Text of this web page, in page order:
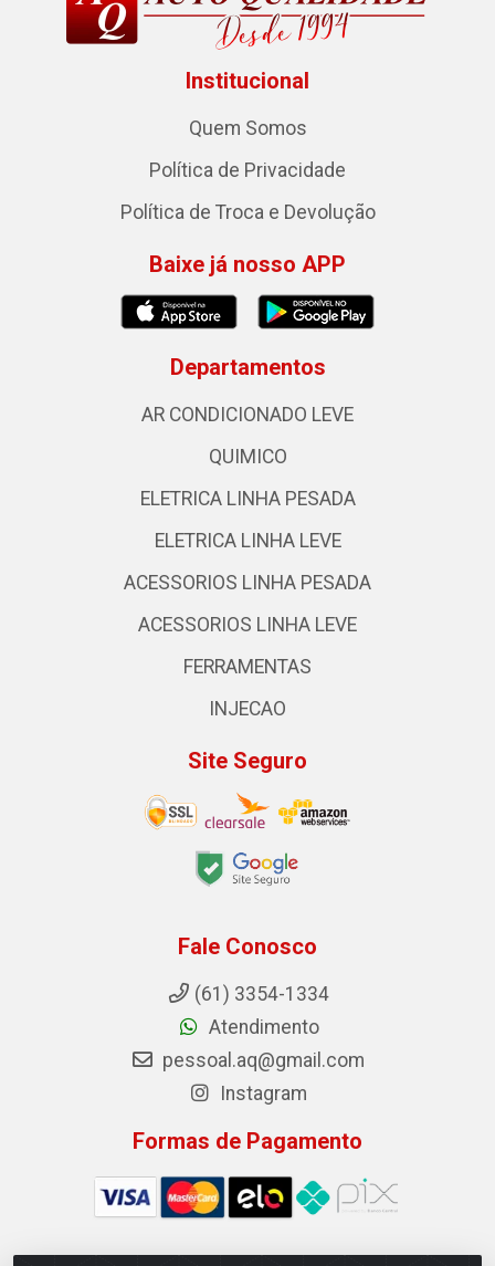
Institucional
Quem Somos
Política de Privacidade
Política de Troca e Devolução
Baixe já nosso APP
Departamentos
AR CONDICIONADO LEVE
QUIMICO
ELETRICA LINHA PESADA
ELETRICA LINHA LEVE
ACESSORIOS LINHA PESADA
ACESSORIOS LINHA LEVE
FERRAMENTAS
INJECAO
Site Seguro
Fale Conosco
(61) 3354-1334
Atendimento
pessoal.aq@gmail.com
Instagram
Formas de Pagamento